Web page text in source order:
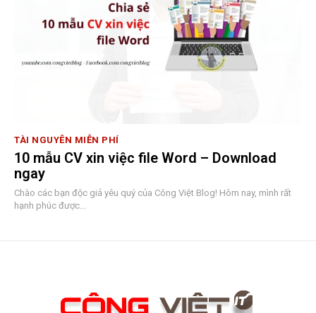
TÀI NGUYÊN MIỄN PHÍ
10 mẫu CV xin việc file Word – Download
ngay
Chào các bạn độc giả yêu quý của Công Việt Blog! Hôm nay, mình rất
hạnh phúc được...